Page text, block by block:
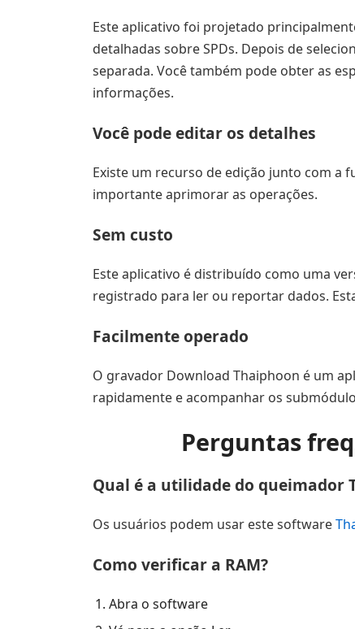
Este aplicativo foi projetado
detalhadas sobre SPDs. Depois de
separada. Você também pode obter as
informações.
Você pode editar os detalhes
Existe um recurso de edição junto com a
importante aprimorar as operações.
Sem custo
Este aplicativo é distribuído como uma
registrado para ler ou reportar dados.
Facilmente operado
O gravador Download Thaiphoon é um
rapidamente e acompanhar os
Perguntas
Qual é a utilidade do queimador
Os usuários podem usar este software
Como verificar a RAM?
Abra o software